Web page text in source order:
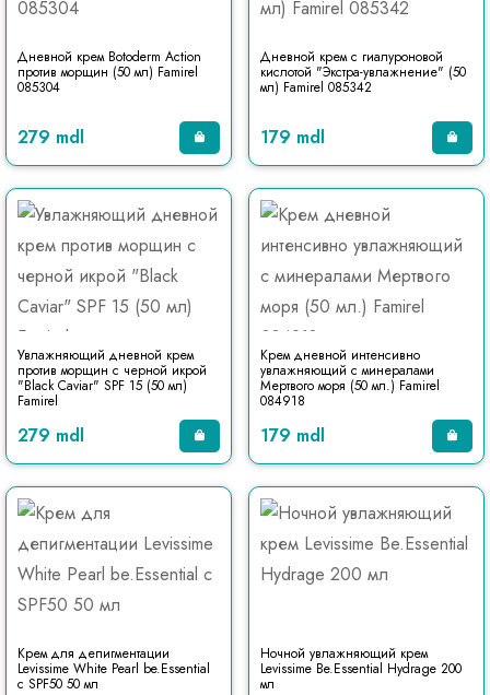
Дневной крем Botoderm Action
против морщин (50 мл) Famirel
085304
279 mdl
Дневной крем с гиалуроновой
кислотой "Экстра-увлажнение" (50
мл) Famirel 085342
179 mdl
Увлажняющий дневной крем
против морщин с черной икрой
"Black Caviar" SPF 15 (50 мл)
Famirel
279 mdl
Крем дневной интенсивно
увлажняющий с минералами
Мертвого моря (50 мл.) Famirel
084918
179 mdl
Крем для депигментации
Levissime White Pearl be.Essential
с SPF50 50 мл
Ночной увлажняющий крем
Levissime Be.Essential Hydrage 200
мл